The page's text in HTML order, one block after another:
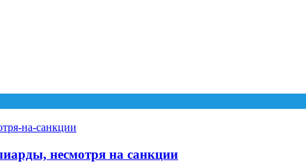
несмотря на санкции